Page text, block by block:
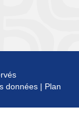
données | Plan